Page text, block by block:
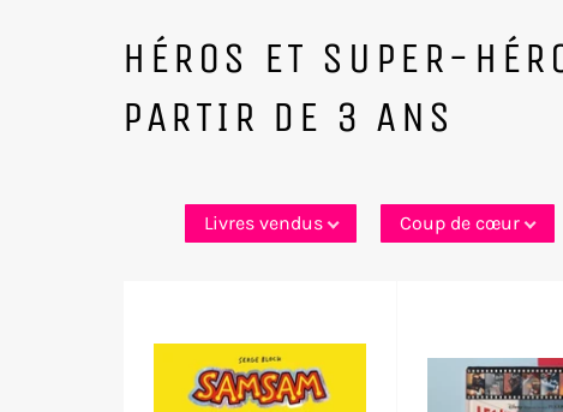
HÉROS ET SUPER-
PARTIR DE 3 ANS
Livres vendus Coup de cœur